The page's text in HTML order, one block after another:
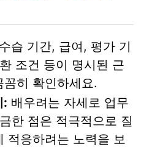
수습 기간, 급여, 평가 기
조건 등이 명시된 근
히 확인하세요.
: 배우려는 자세로 업무
한 점은 적극적으로 질
적응하려는 노력을 보